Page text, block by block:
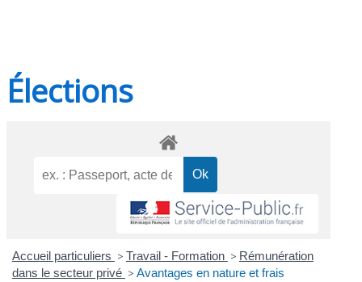
Élections
Accueil particuliers > Travail - Formation > Rémunération
dans le secteur privé > Avantages en nature et frais